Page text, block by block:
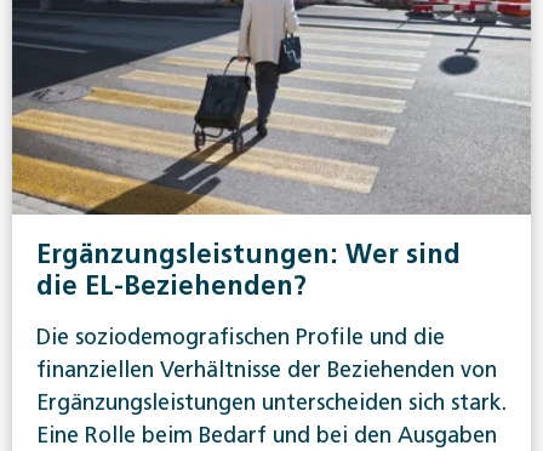
Ergänzungsleistungen: Wer sind
die EL-Beziehenden?
Die soziodemografischen Profile und die
finanziellen Verhältnisse der Beziehenden von
Ergänzungsleistungen unterscheiden sich stark.
Eine Rolle beim Bedarf und bei den Ausgaben